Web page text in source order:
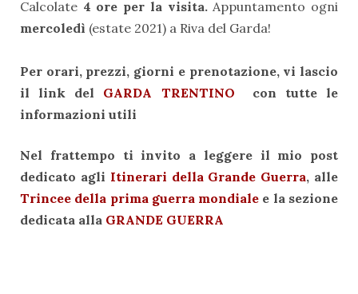
Calcolate 4 ore per la visita.Appuntamento ogni
mercoledì (estate 2021) a Riva del Garda!
Per orari, prezzi, giorni e prenotazione, vi lascio
il link del GARDA TRENTINO con tutte le
informazioni utili
Nel frattempo ti invito a leggere il mio post
dedicato agli Itinerari della Grande Guerra, alle
Trincee della prima guerra mondiale e la sezione
dedicata alla GRANDE GUERRA